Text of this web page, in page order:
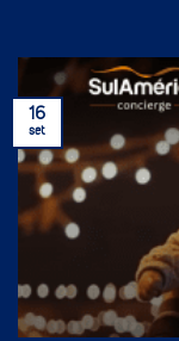
16
set